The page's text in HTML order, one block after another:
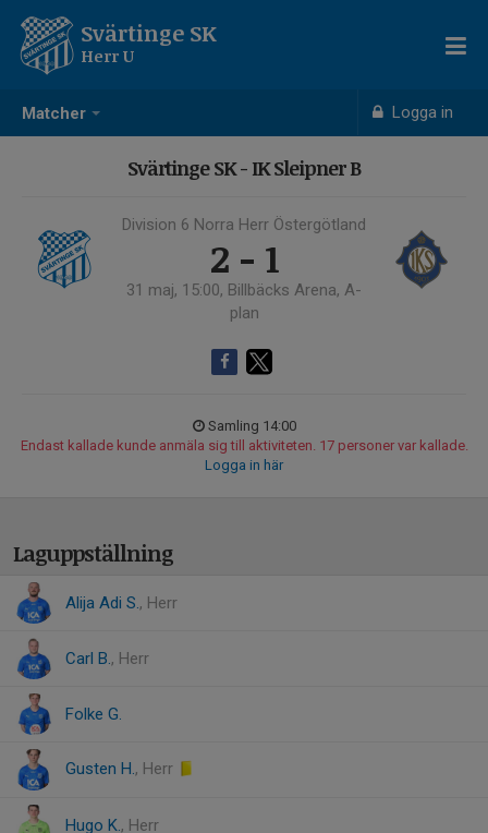
Matcher Logga in
Svärtinge SK
Herr U
Svärtinge SK - IK Sleipner B
Division 6 Norra Herr Östergötland
2 - 1
31 maj, 15:00, Billbäcks Arena, A-
plan
Samling 14:00
Endast kallade kunde anmäla sig till aktiviteten. 17 personer var kallade.
Logga in här
Laguppställning
Alija Adi S., Herr
Carl B., Herr
Folke G.
Gusten H., Herr
Hugo K., Herr